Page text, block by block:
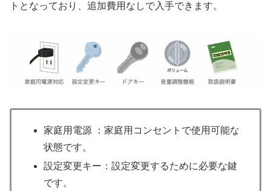
トとなっており、追加費用なしで入手できます。
家庭用電源 ：家庭用コンセントで使用可能な
状態です。
設定変更キー：設定変更するために必要な鍵
です。